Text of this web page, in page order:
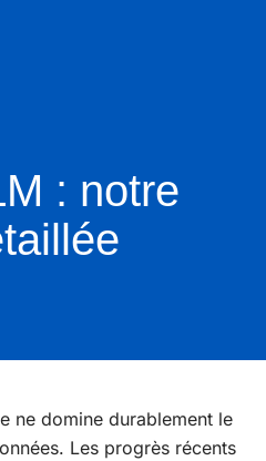
: notre
ne domine durablement le
Les progrès récents